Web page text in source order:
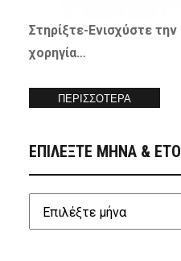
Στηρίξτε- Ενισχύστετην
χορηγία…
ΠΕΡΙΣΣΟΤΕΡΑ
ΕΠΙΛΕΞΤΕ ΜΗΝΑ &